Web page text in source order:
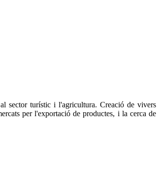
sector turístic i l'agricultura. Creació de vivers
per l'exportació de productes, i la cerca de